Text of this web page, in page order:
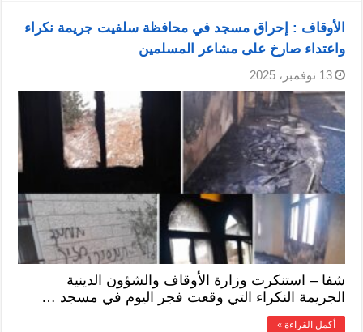
الأوقاف : إحراق مسجد في محافظة سلفيت جريمة نكراء
واعتداء صارخ على مشاعر المسلمين
13 نوفمبر، 2025
شفا – استنكرت وزارة الأوقاف والشؤون الدينية
الجريمة النكراء التي وقعت فجر اليوم في مسجد …
أكمل القراءة »